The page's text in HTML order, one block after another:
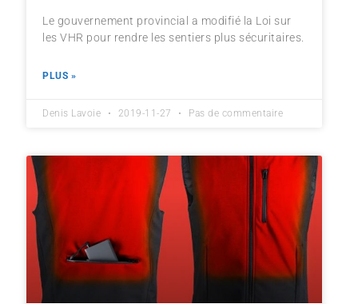
Le gouvernement provincial a modifié la Loi sur
les VHR pour rendre les sentiers plus sécuritaires.
PLUS »
Denis Lavoie 2019-11-27 Pas de commentaire